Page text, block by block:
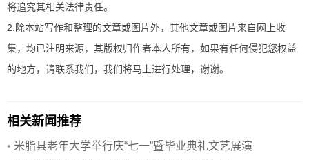
将追究其相关法律责任。
2.除本站写作和整理的文章或图片外，其他文章或图片来自网上收
集，均已注明来源，其版权归作者本人所有，如果有任何侵犯您权益
的地方，请联系我们，我们将马上进行处理，谢谢。
相关新闻推荐
• 米脂县老年大学举行庆“七一”暨毕业典礼文艺展演